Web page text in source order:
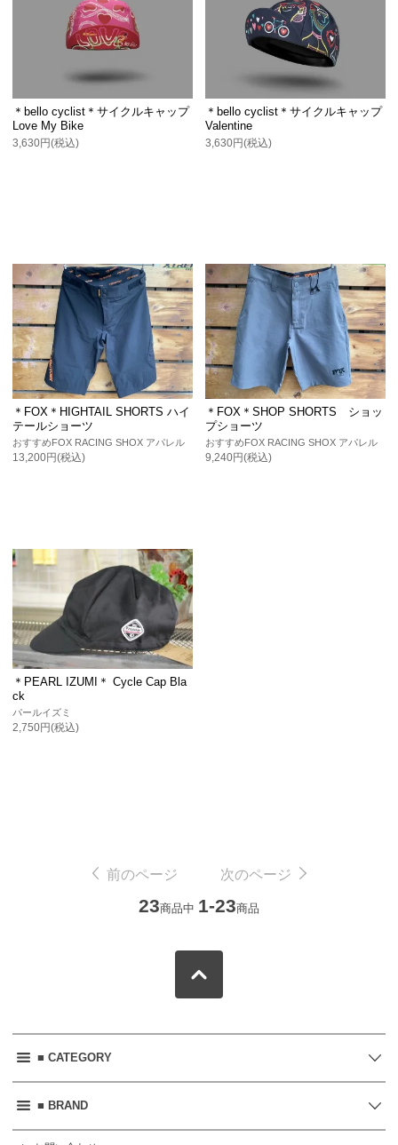
＊bello cyclist＊サイクルキャップ
Love My Bike
3,630円(税込)
＊bello cyclist＊サイクルキャップ
Valentine
3,630円(税込)
＊FOX＊HIGHTAIL SHORTS ハイ
テールショーツ
おすすめFOX RACING SHOX アパレル
13,200円(税込)
＊FOX＊SHOP SHORTS ショッ
プショーツ
おすすめFOX RACING SHOX アパレル
9,240円(税込)
＊PEARL IZUMI＊ Cycle Cap Bla
ck
パールイズミ
2,750円(税込)
前のページ 次のページ
23商品中 1-23商品
■ CATEGORY
■ BRAND